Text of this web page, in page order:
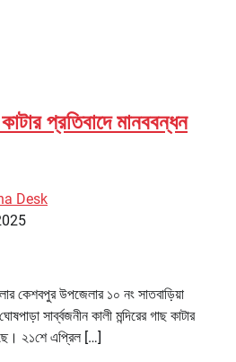
প্রতিবাদে মানববন্ধন
Desk
কেশবপুর উপজেলার ১০ নং সাতবাড়িয়া
সার্ব্বজনীন কালী মন্দিরের গাছ কাটার
২১শে এপ্রিল […]